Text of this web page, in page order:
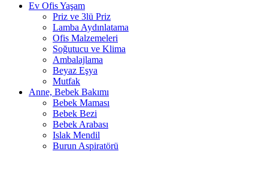
Ev Ofis Yaşam
Priz ve 3lü Priz
Lamba Aydınlatama
Ofis Malzemeleri
Soğutucu ve Klima
Ambalajlama
Beyaz Eşya
Mutfak
Anne, Bebek Bakımı
Bebek Maması
Bebek Bezi
Bebek Arabası
Islak Mendil
Burun Aspiratörü